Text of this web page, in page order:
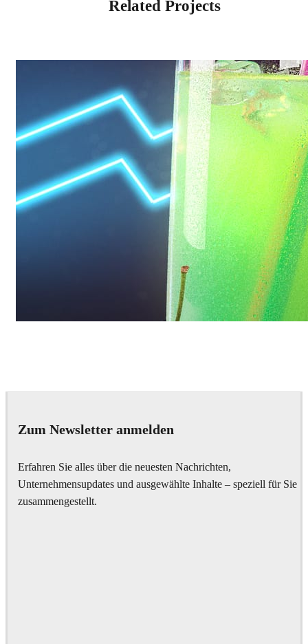
Related Projects
Zum Newsletter anmelden
Erfahren Sie alles über die neuesten Nachrichten,
Unternehmensupdates und ausgewählte Inhalte – speziell für Sie
zusammengestellt.